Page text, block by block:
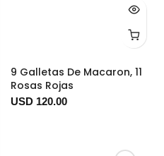
9 Galletas De Macaron, 11
Rosas Rojas
USD 120.00